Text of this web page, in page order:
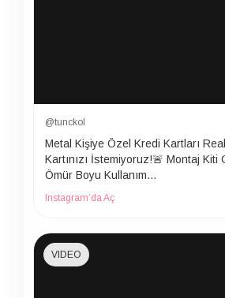
@tunckol
Metal Kişiye Özel Kredi Kartları
Kartınızı İstemiyoruz!🚨 Montaj Kiti
Ömür Boyu Kullanım…
Instagram’da Aç
VIDEO